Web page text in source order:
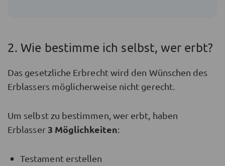
2. Wie bestimme ich selbst, wer erbt?
Das gesetzliche Erbrecht wird den Wünschen des
Erblassers möglicherweise nicht gerecht.
Um selbst zu bestimmen, wer erbt, haben
Erblasser3 Möglichkeiten:
Testament erstellen